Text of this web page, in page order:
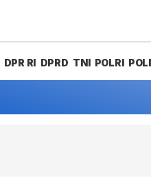
DPR RI DPRD TNI POLRI